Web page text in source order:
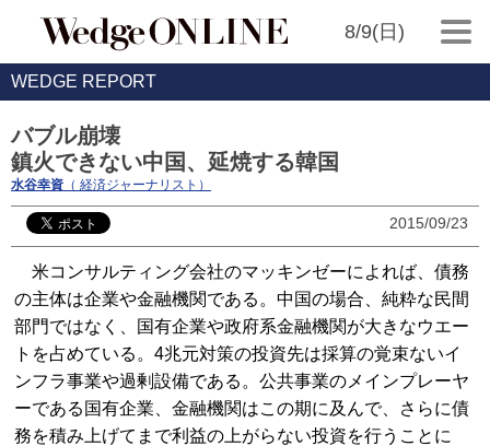
8/9(日)
WEDGE REPORT
バブル崩壊
鎮火できない中国、延焼する韓国
水谷幸資 （ 経済ジャーナリスト）
2015/09/23
米コンサルティング会社のマッキンゼーによれば、債務
の主体は企業や金融機関である。中国の場合、純粋な民間
部門ではなく、国有企業や政府系金融機関が大きなウエー
トを占めている。4兆元対策の投資先は採算の覚束ないイ
ンフラ事業や過剰設備である。公共事業のメインプレーヤ
ーである国有企業、金融機関はこの期に及んで、さらに債
務を積み上げてまで利益の上がらない投資を行うことに